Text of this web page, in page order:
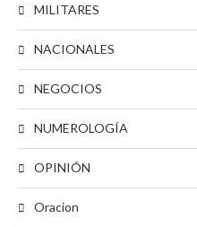
MILITARES
NACIONALES
NEGOCIOS
NUMEROLOGÍA
OPINIÓN
Oracion